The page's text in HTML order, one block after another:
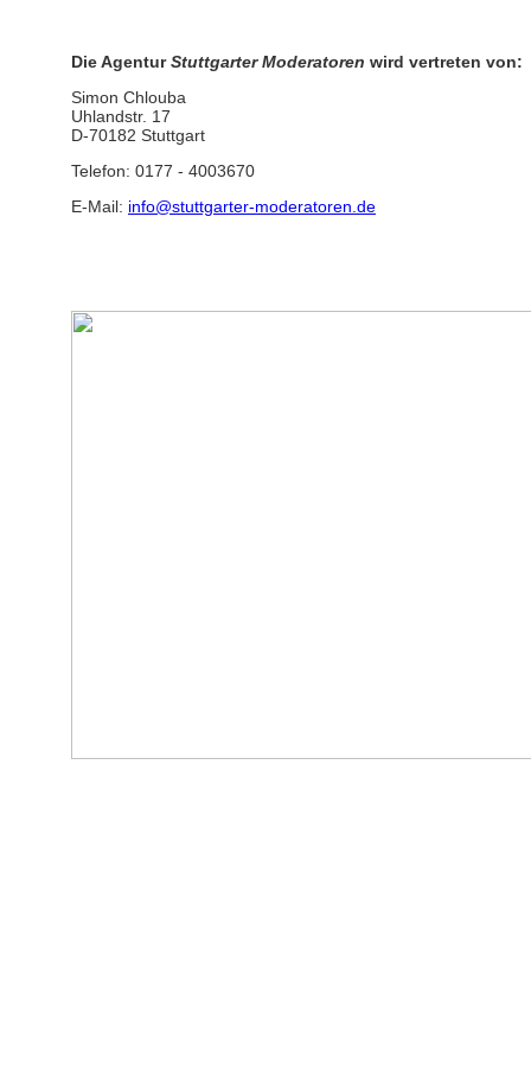
Die AgenturStuttgarter Moderatoren wird vertreten von:
Simon Chlouba
Uhlandstr. 17
D-70182 Stuttgart
Telefon: 0177 - 4003670
E-Mail: info@stuttgarter-moderatoren.de